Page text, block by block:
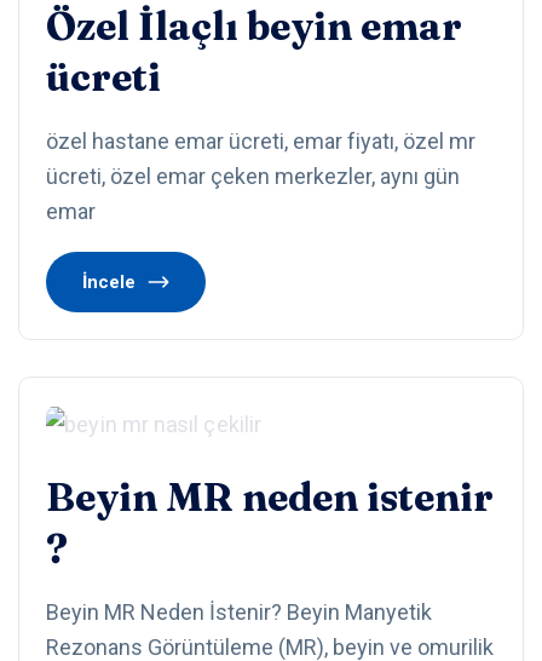
Özel İlaçlı beyin emar
ücreti
özel hastane emar ücreti, emar fiyatı, özel mr
ücreti, özel emar çeken merkezler, aynı gün
emar
İncele
Beyin MR neden istenir
?
Beyin MR Neden İstenir? Beyin Manyetik
Rezonans Görüntüleme (MR), beyin ve omurilik